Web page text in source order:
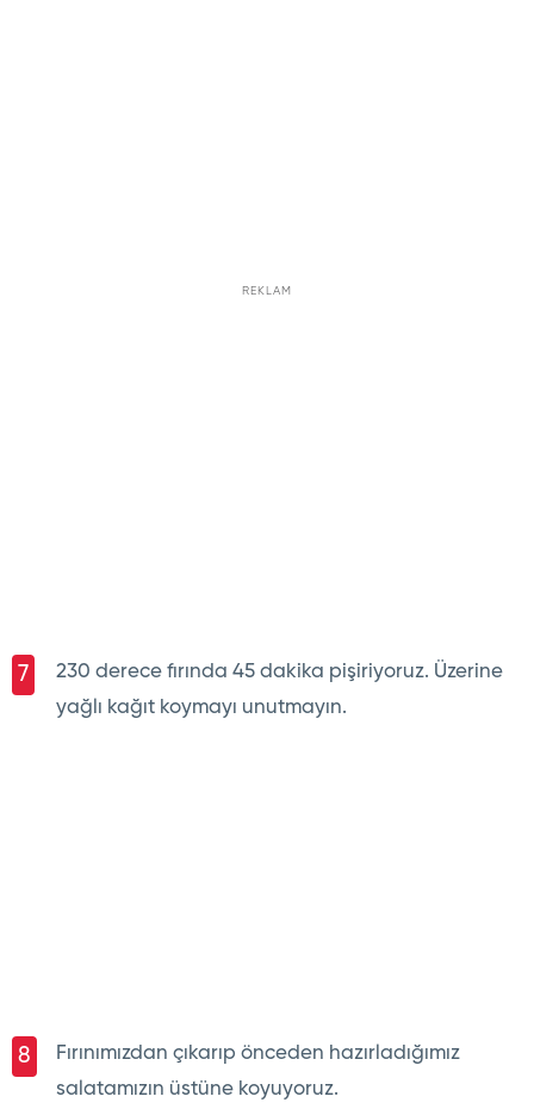
REKLAM
7
230 derece fırında 45 dakika pişiriyoruz. Üzerine
yağlı kağıt koymayı unutmayın.
8
Fırınımızdan çıkarıp önceden hazırladığımız
salatamızın üstüne koyuyoruz.